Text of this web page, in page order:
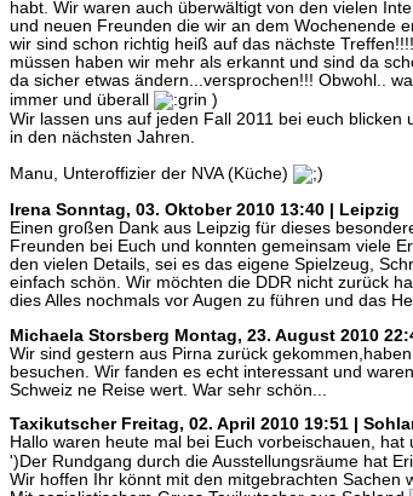
habt. Wir waren auch überwältigt von den vielen
und neuen Freunden die wir an dem Wochenende
wir sind schon richtig heiß auf das nächste
müssen haben wir mehr als erkannt und sind da
da sicher etwas ändern...versprochen!!! Obwohl..
immer und überall
)
Wir lassen uns auf jeden Fall 2011 bei euch
in den nächsten Jahren.
Manu, Unteroffizier der NVA (Küche)
Irena Sonntag, 03. Oktober 2010 13:40 | Leipzig
Einen großen Dank aus Leipzig für dieses
Freunden bei Euch und konnten gemeinsam viele
den vielen Details, sei es das eigene Spielzeug,
einfach schön. Wir möchten die DDR nicht zurück
dies Alles nochmals vor Augen zu führen und das
Michaela Storsberg Montag, 23. August 2010
Wir sind gestern aus Pirna zurück
besuchen. Wir fanden es echt interessant und
Schweiz ne Reise wert. War sehr schön...
Taxikutscher Freitag, 02. April 2010 19:51 |
Hallo waren heute mal bei Euch vorbeischauen,
')Der Rundgang durch die Ausstellungsräume hat
Wir hoffen Ihr könnt mit den mitgebrachten Sachen